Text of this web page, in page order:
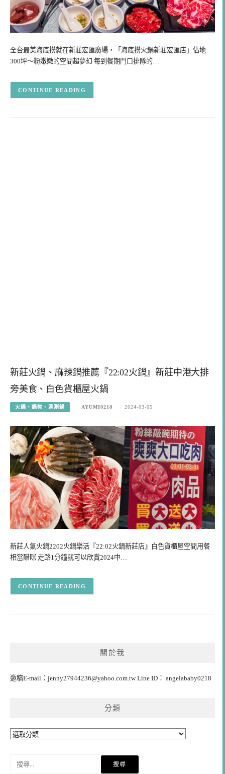
全台最美海底撈就在新莊宏匯廣場，「海底撈火鍋新莊宏匯店」佔地
300坪～粉嫩嫩的空間超夢幻 每到餐期門口排隊的…
CONTINUE READING
新莊火鍋、麻辣鍋推薦『22:02火鍋』新莊中港大排
旁美食、白色貨櫃屋火鍋
火鍋、鍋物、涮涮鍋 AYUMI0218 2024-03-05
新莊人氣火鍋2202火鍋樂活『22:02火鍋新莊店』白色貨櫃屋空間用餐
相當醋咪 走路1分鐘就可以欣賞2024中…
CONTINUE READING
關於我
邀稿E-mail： jenny27944236@yahoo.com.twLine ID： angelababy0218
分類
分